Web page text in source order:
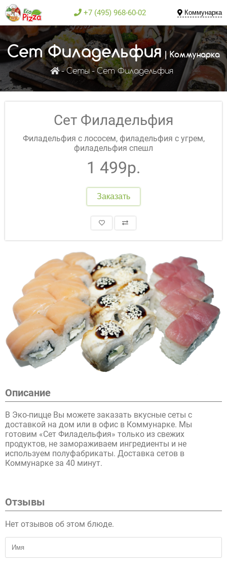
+7 (495) 968-60-02 Коммунарка
Сет Филадельфия | Коммунарка
Сеты Сет Филадельфия
Сет Филадельфия
Филадельфия с лососем, филадельфия с угрем,
филадельфия спешл
1 499р.
Заказать
Описание
В Эко-пицце Вы можете заказать вкусные сеты с
доставкой на дом или в офис в Коммунарке. Мы
готовим «Сет Филадельфия» только из свежих
продуктов, не замораживаем ингредиенты и не
используем полуфабрикаты. Доставка сетов в
Коммунарке за 40 минут.
Отзывы
Нет отзывов об этом блюде.